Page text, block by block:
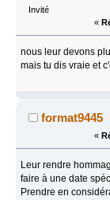
Invité
«
nous leur devons
mais tu dis vraie et
format9445
«
Leur rendre
faire à une date
Prendre en